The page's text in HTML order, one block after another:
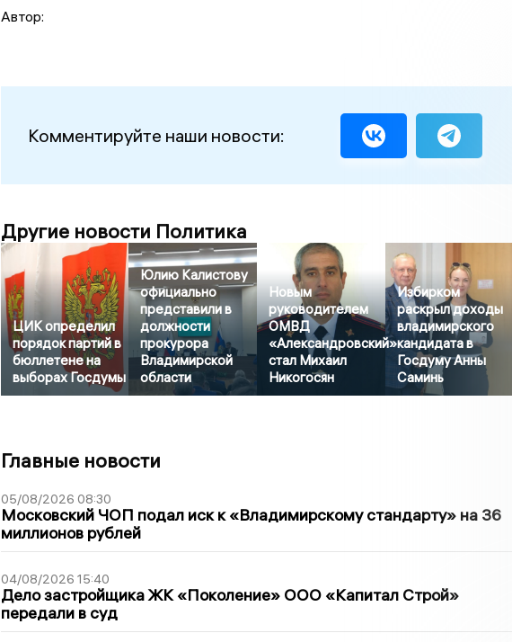
Автор:
Комментируйте наши новости:
Другие новости Политика
ЦИК определил
порядок партий в
бюллетене на
выборах Госдумы
Юлию Калистову
официально
представили в
должности
прокурора
Владимирской
области
Новым
руководителем
ОМВД
«Александровский»
стал Михаил
Никогосян
Избирком
раскрыл доходы
владимирского
кандидата в
Госдуму Анны
Саминь
Главные новости
05/08/2026 08:30
Московский ЧОП подал иск к «Владимирскому стандарту» на 36
миллионов рублей
04/08/2026 15:40
Дело застройщика ЖК «Поколение» ООО «Капитал Строй»
передали в суд